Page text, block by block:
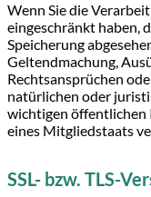
Wenn Sie die
eingeschränkt haben,
Speicherung
Geltendmachung,
Rechtsansprüchen
natürlichen oder
wichtigen öffentlichen
eines Mitgliedstaats
SSL- bzw. TLS-